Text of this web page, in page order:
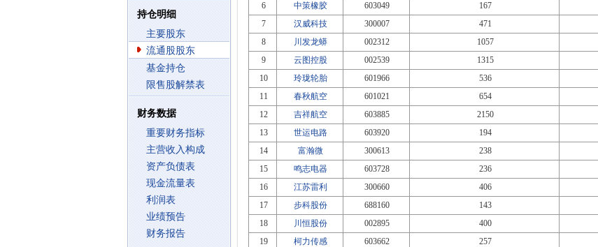
持仓明细
主要股东
流通股股东
基金持仓
限售股解禁表
财务数据
重要财务指标
主营收入构成
资产负债表
现金流量表
利润表
业绩预告
财务报告
6
中策橡胶 603049 167
7
汉威科技 300007 471
8
川发龙蟒 002312 1057
9
云图控股 002539 1315
10
玲珑轮胎 601966 536
11
春秋航空 601021 654
12
吉祥航空 603885 2150
13
世运电路 603920 194
14
富瀚微 300613 238
15
鸣志电器 603728 236
16
江苏雷利 300660 406
17
步科股份 688160 143
18
川恒股份 002895 400
19
柯力传感 603662 257